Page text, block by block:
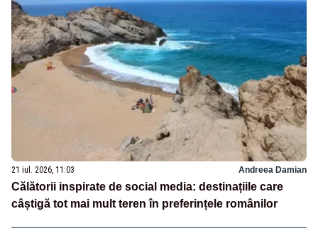
21 iul. 2026, 11:03 Andreea Damian
Călătorii inspirate de social media: destinațiile care
câștigă tot mai mult teren în preferințele românilor